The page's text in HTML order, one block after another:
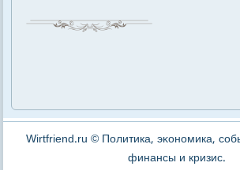
Wirtfriend.ru © Политика, эκономика,
финансы и кризис.